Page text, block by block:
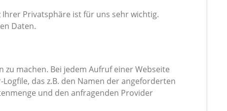
Privatsphäre ist für uns sehr wichtig.
Daten.
machen. Bei jedem Aufruf einer Webseite
das z.B. den Namen der angeforderten
und den anfragenden Provider